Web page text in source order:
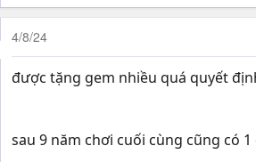
4/8/24
được tặng gem nhiều quá quyết
sau 9 năm chơi cuối cùng cũng có